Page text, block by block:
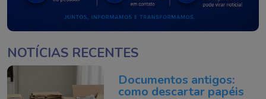
NOTÍCIAS RECENTES
Documentos antigos:
como descartar papéis